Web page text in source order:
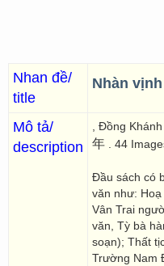
Nhan đề/
title
Nhàn
Mô tả/
description
, Đồng
年 . 44
Đầu sách có
văn như:
Vân Trai
văn, Tỳ bà
soạn); Thất
Trường Nam